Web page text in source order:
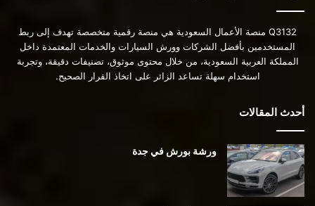
Q3132 منصة الأعمال السعودية هي منصة رقمية متخصصة تهدف إلى ربط
المستخدمين بأفضل الشركات وورش السيارات والخدمات المعتمدة داخل
المملكة العربية السعودية، من خلال محتوى موثوق، تصنيفات دقيقة، وتجربة
استخدام سهلة تساعد الزائر على اتخاذ القرار الصحيح.
أحدث المقالات
ورشة بورش في جدة